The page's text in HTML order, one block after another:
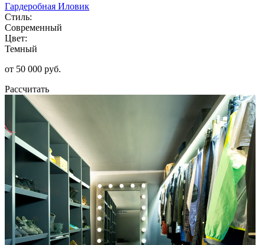
Гардеробная Иловик
Стиль:
Современный
Цвет:
Темный
от 50 000 руб.
Рассчитать